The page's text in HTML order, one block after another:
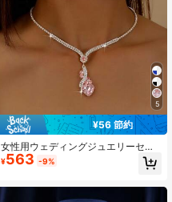
5
¥56 節約
女性用ウェディングジュエリーセッ
ト: ハートネックレス、ピアス、エレ
ガントなパーティー/ブライダルアク
ュエリー 3点セット
¥563 -9%